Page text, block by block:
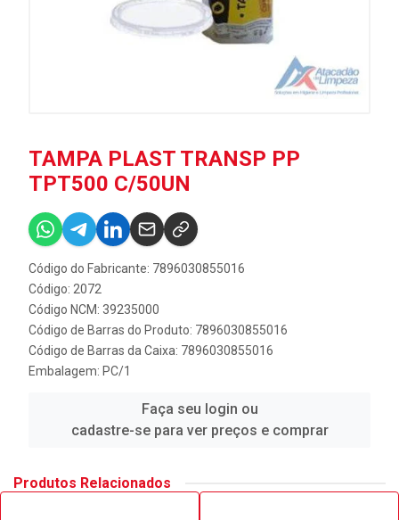
TAMPA PLAST TRANSP PP
TPT500 C/50UN
Código do Fabricante: 7896030855016
Código: 2072
Código NCM: 39235000
Código de Barras do Produto: 7896030855016
Código de Barras da Caixa: 7896030855016
Embalagem: PC/1
Faça seu login ou
cadastre-se para ver preços e comprar
Produtos Relacionados